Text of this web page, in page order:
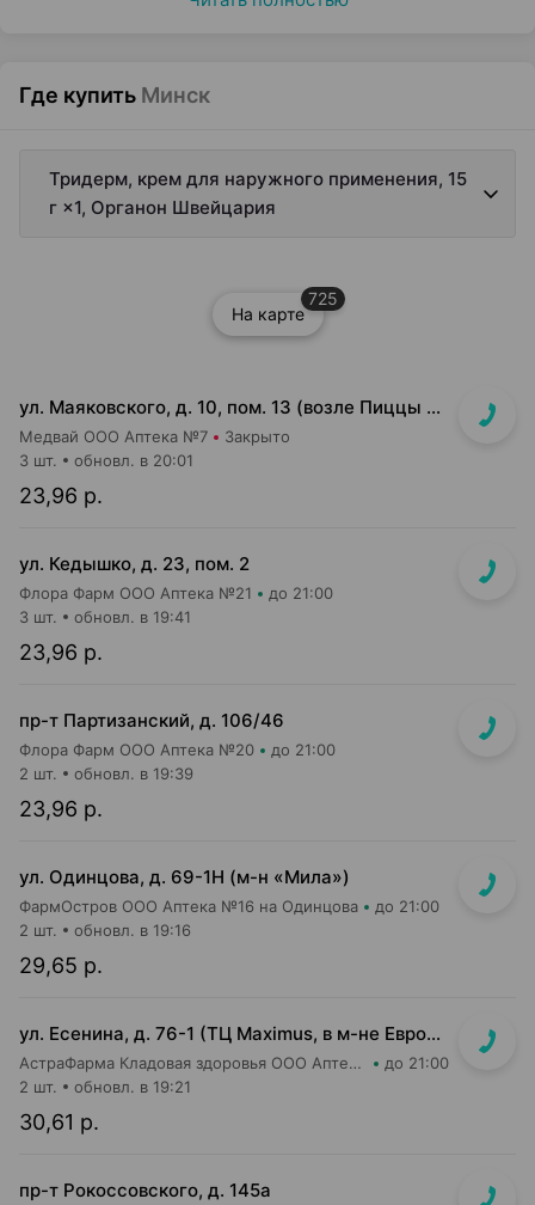
Где купить Минск
Тридерм, крем для наружного применения, 15
г ×1, Органон Швейцария
На карте
725
ул. Маяковского, д. 10, пом. 13 (возле Пиццы Мании)
Медвай ООО Аптека №7 Закрыто
23,96 р.
3 шт. обновл. в 20:01
ул. Кедышко, д. 23, пом. 2
Флора Фарм ООО Аптека №21 до 21:00
23,96 р.
3 шт. обновл. в 19:41
пр-т Партизанский, д. 106/46
Флора Фарм ООО Аптека №20 до 21:00
23,96 р.
2 шт. обновл. в 19:39
ул. Одинцова, д. 69-1Н (м-н «Мила»)
ФармОстров ООО Аптека №16 на Одинцова до 21:00
29,65 р.
2 шт. обновл. в 19:16
ул. Есенина, д. 76-1 (ТЦ Maximus, в м-не Евроопт Super)
АстраФарма Кладовая здоровья ООО Аптека №9 до 21:00
30,61 р.
2 шт. обновл. в 19:21
пр-т Рокоссовского, д. 145а